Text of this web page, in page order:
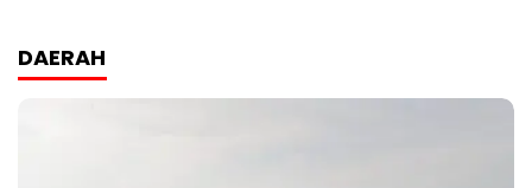
DAERAH